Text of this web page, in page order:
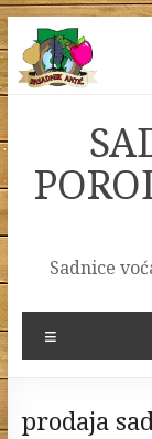
Skip
to
content
Sadnice
prodaja